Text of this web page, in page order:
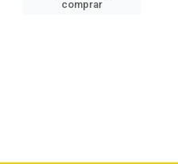
comprar